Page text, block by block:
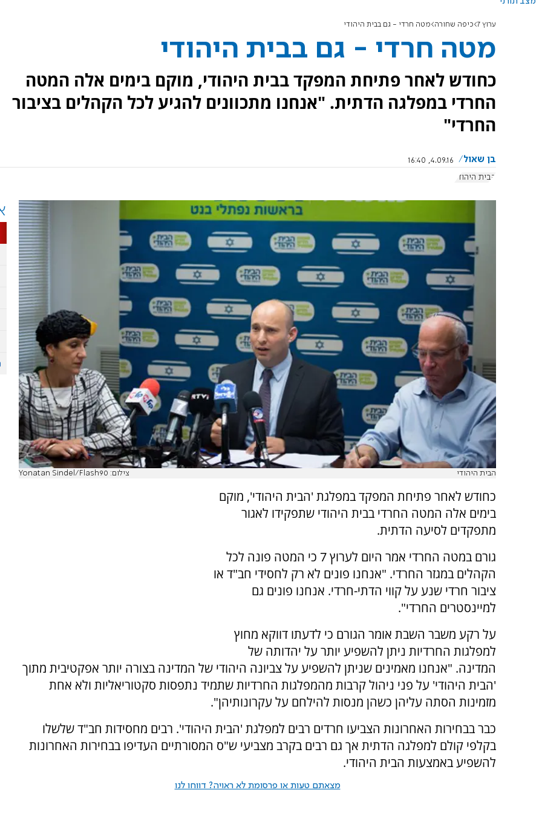
ערוץ 7 כיפה שחורה מטה חרדי - גם בבית היהודי
מטה חרדי - גם בבית היהודי
כחודש לאחר פתיחת המפקד בבית היהודי, מוקם בימים אלה המטה
החרדי במפלגה הדתית. "אנחנו מתכוונים להגיע לכל הקהלים בציבור
החרדי"
בן שאול
4.09.16, 16:40
הבית היהודי
הבית היהודי צילום: Yonatan Sindel/Flash90
כחודש לאחר פתיחת המפקד במפלגת 'הבית היהודי', מוקם
בימים אלה המטה החרדי בבית היהודי שתפקידו לאגור
מתפקדים לסיעה הדתית.
גורם במטה החרדי אמר היום לערוץ 7 כי המטה פונה לכל
הקהלים במגזר החרדי. "אנחנו פונים לא רק לחסידי חב"ד או
ציבור חרדי שנע על קווי הדתי-חרדי. אנחנו פונים גם
למיינסטרים החרדי".
על רקע משבר השבת אומר הגורם כי לדעתו דווקא מחוץ
למפלגות החרדיות ניתן להשפיע יותר על יהדותה של
המדינה. "אנחנו מאמינים שניתן להשפיע על צביונה היהודי של המדינה בצורה יותר אפקטיבית מתוך
'הבית היהודי' על פני ניהול קרבות מהמפלגות החרדיות שתמיד נתפסות סקטוריאליות ולא אחת
מזמינות הסתה עליהן כשהן מנסות להילחם על עקרונותיהן".
כבר בבחירות האחרונות הצביעו חרדים רבים למפלגת 'הבית היהודי'. רבים מחסידות חב"ד שלשלו
בקלפי קולם למפלגה הדתית אך גם רבים בקרב מצביעי ש"ס המסורתיים העדיפו בבחירות האחרונות
להשפיע באמצעות הבית היהודי.
מצאתם טעות או פרסומת לא ראויה? דווחו לנו